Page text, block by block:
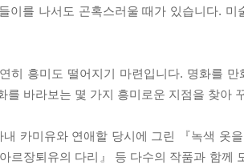
이를 나서도 곤혹스러울 때가 있습니다.
히 흥미도 떨어지기 마련입니다. 명화를
를 바라보는 몇 가지 흥미로운 지점을 찾아
카미유와 연애할 당시에 그린 『녹색 옷
르장퇴유의 다리』 등 다수의 작품과 함께